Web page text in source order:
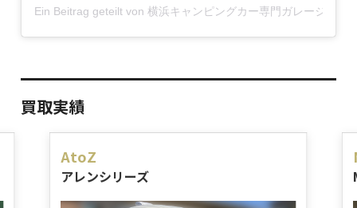
Ein Beitrag geteilt von 横浜キャンピングカー専門ガレージカレ
買取実績
AtoZ
アレンシリーズ